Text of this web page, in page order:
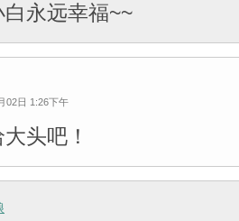
永远幸福~~
02日 1:26下午
头吧！